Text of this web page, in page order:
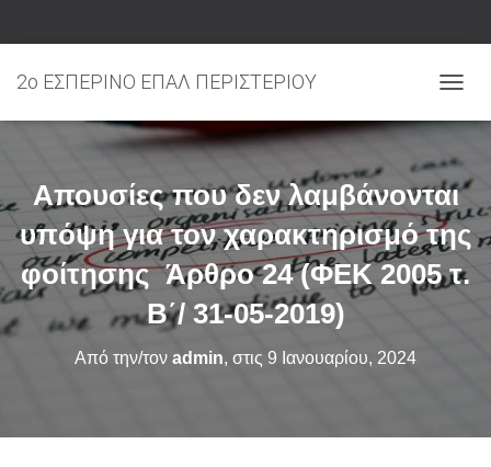
2ο ΕΣΠΕΡΙΝΟ ΕΠΑΛ ΠΕΡΙΣΤΕΡΙΟΥ
Απουσίες που δεν λαμβάνονται
υπόψη για τον χαρακτηρισμό της
φοίτησης Άρθρο 24 (ΦΕΚ 2005 τ.
Β΄/ 31-05-2019)
Από την/τον admin, στις 9 Ιανουαρίου, 2024